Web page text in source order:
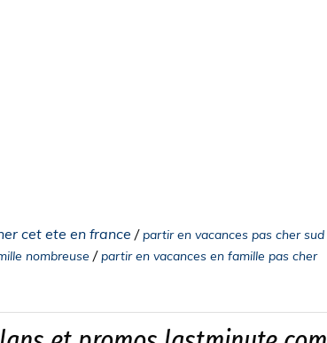
cet ete en france / partir en vacances pas cher sud
nombreuse / partir en vacances en famille pas cher